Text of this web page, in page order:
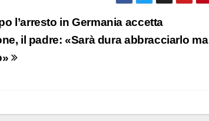
l’arresto in Germania accetta
il padre: «Sarà dura abbracciarlo ma